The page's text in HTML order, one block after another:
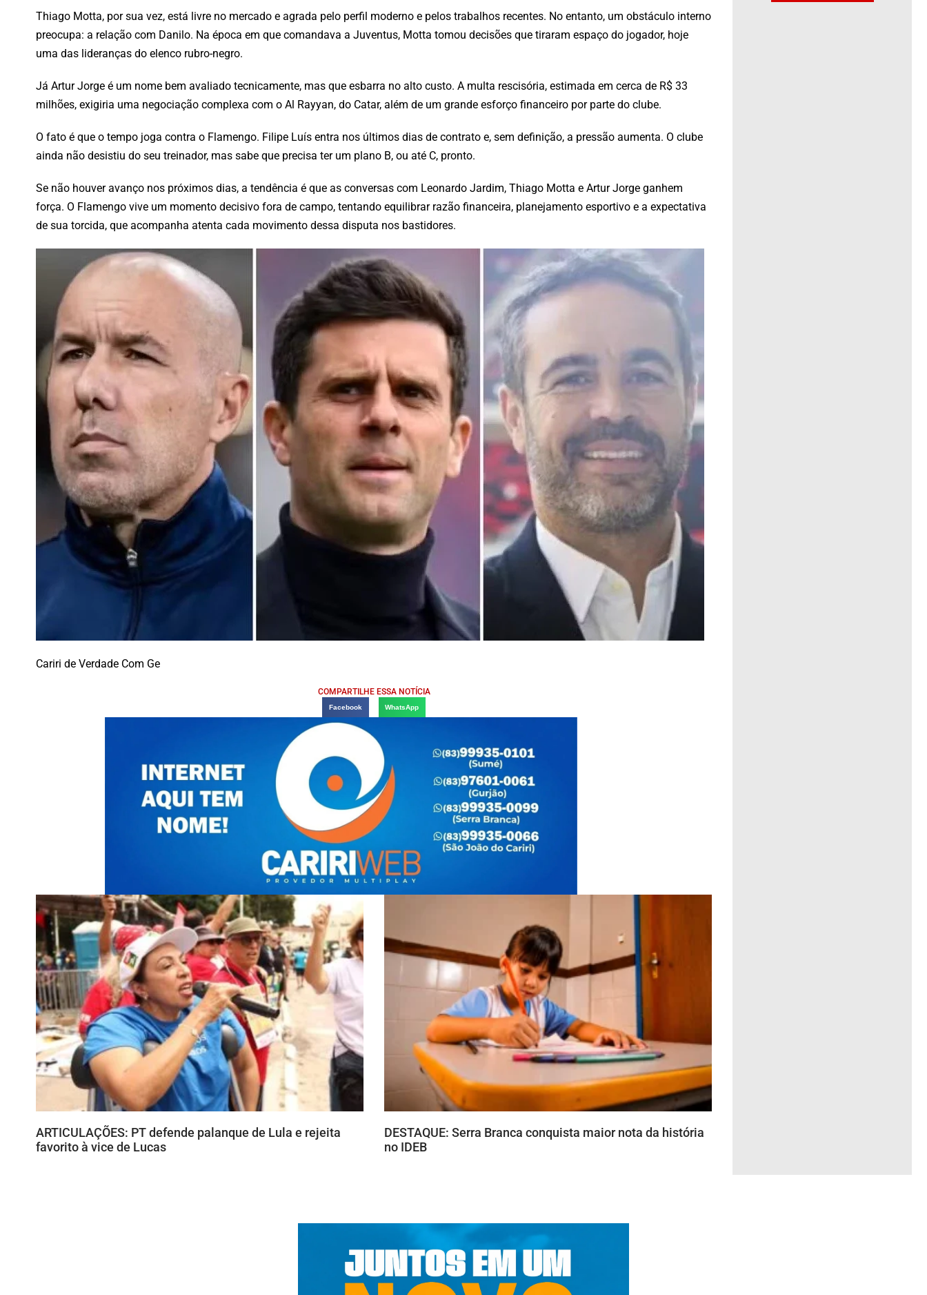
Thiago Motta, por sua vez, está livre no mercado e agrada pelo perfil moderno e pelos trabalhos recentes. No entanto, um obstáculo interno
preocupa: a relação com Danilo. Na época em que comandava a Juventus, Motta tomou decisões que tiraram espaço do jogador, hoje
uma das lideranças do elenco rubro-negro.
Já Artur Jorge é um nome bem avaliado tecnicamente, mas que esbarra no alto custo. A multa rescisória, estimada em cerca de R$ 33
milhões, exigiria uma negociação complexa com o Al Rayyan, do Catar, além de um grande esforço financeiro por parte do clube.
O fato é que o tempo joga contra o Flamengo. Filipe Luís entra nos últimos dias de contrato e, sem definição, a pressão aumenta. O clube
ainda não desistiu do seu treinador, mas sabe que precisa ter um plano B, ou até C, pronto.
Se não houver avanço nos próximos dias, a tendência é que as conversas com Leonardo Jardim, Thiago Motta e Artur Jorge ganhem
força. O Flamengo vive um momento decisivo fora de campo, tentando equilibrar razão financeira, planejamento esportivo e a expectativa
de sua torcida, que acompanha atenta cada movimento dessa disputa nos bastidores.
Cariri de Verdade Com Ge
COMPARTILHE ESSA NOTÍCIA
Facebook WhatsApp
ARTICULAÇÕES: PT defende palanque de Lula e rejeita
favorito à vice de Lucas
DESTAQUE: Serra Branca conquista maior nota da história
no IDEB